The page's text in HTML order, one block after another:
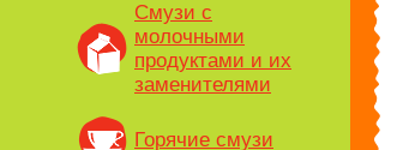
Смузи с
молочными
продуктами и их
заменителями
Горячие смузи